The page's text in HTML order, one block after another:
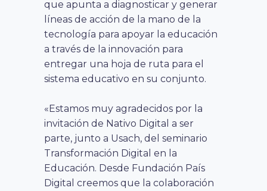
que apunta a diagnosticar y generar
líneas de acción de la mano de la
tecnología para apoyar la educación
a través de la innovación para
entregar una hoja de ruta para el
sistema educativo en su conjunto.
«Estamos muy agradecidos por la
invitación de Nativo Digital a ser
parte, junto a Usach, del seminario
Transformación Digital en la
Educación. Desde Fundación País
Digital creemos que la colaboración